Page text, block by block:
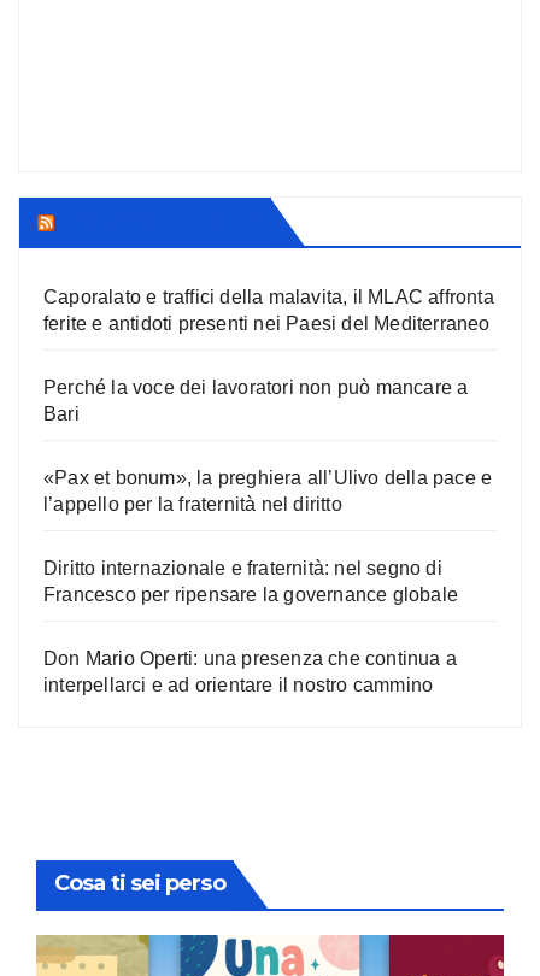
Caporalato e traffici della malavita, il MLAC affronta
ferite e antidoti presenti nei Paesi del Mediterraneo
Perché la voce dei lavoratori non può mancare a
Bari
«Pax et bonum», la preghiera all’Ulivo della pace e
l’appello per la fraternità nel diritto
Diritto internazionale e fraternità: nel segno di
Francesco per ripensare la governance globale
Don Mario Operti: una presenza che continua a
interpellarci e ad orientare il nostro cammino
Cosa ti sei perso